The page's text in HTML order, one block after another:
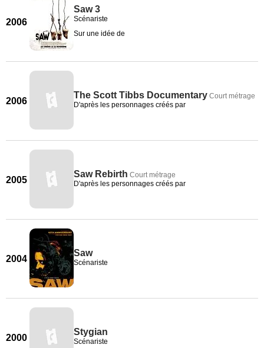
2006
Saw 3
Scénariste
Sur une idée de
2006
The Scott Tibbs Documentary Court métrage
D'après les personnages créés par
2005
Saw Rebirth Court métrage
D'après les personnages créés par
2004
Saw
Scénariste
2000
Stygian
Scénariste